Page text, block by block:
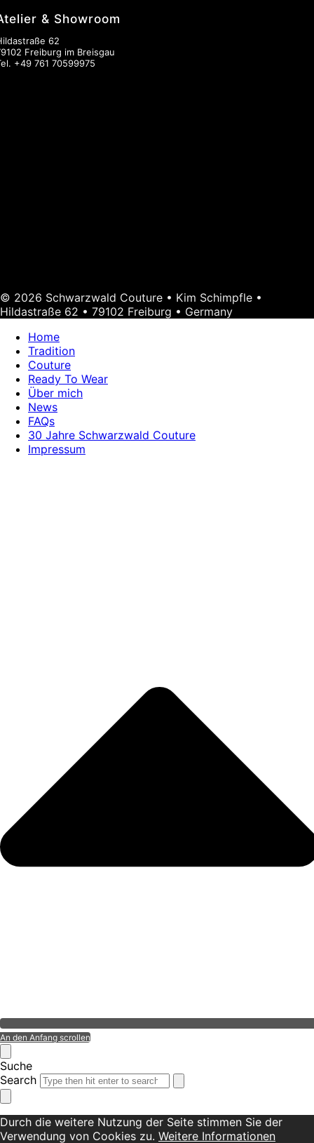
& Showroom
62
Freiburg im Breisgau
+49 761 70599975
© 2026 Schwarzwald Couture • Kim Schimpfle •
Hildastraße 62 • 79102 Freiburg • Germany
Home
Tradition
Couture
Ready To Wear
Über mich
News
FAQs
30 Jahre Schwarzwald Couture
Impressum
An den Anfang scrollen
Suche
Search
Durch die weitere Nutzung der Seite stimmen Sie der
Verwendung von Cookies zu. Weitere Informationen